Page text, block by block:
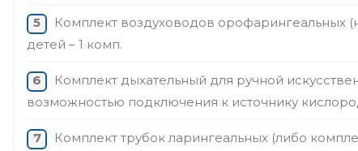
Комплект воздуховодов орофарингеальных
детей – 1 комп.
Комплект дыхательный для ручной
возможностью подключения к источнику
Комплект трубок ларингеальных (либо